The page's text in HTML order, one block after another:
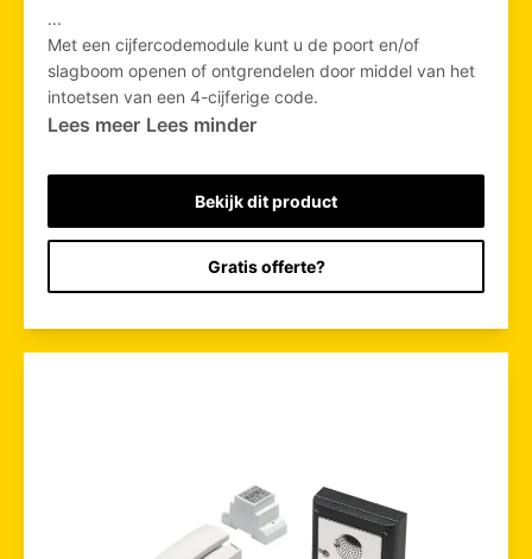
...
Met een cijfercodemodule kunt u de poort en/of
slagboom openen of ontgrendelen door middel van het
intoetsen van een 4-cijferige code.
Lees meer Lees minder
Bekijk dit product
Gratis offerte?